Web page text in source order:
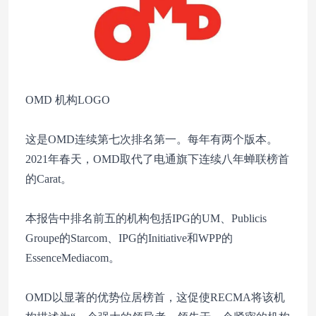
OMD 机构LOGO
这是OMD连续第七次排名第一。每年有两个版本。
2021年春天，OMD取代了电通旗下连续八年蝉联榜首
的Carat。
本报告中排名前五的机构包括IPG的UM、Publicis
Groupe的Starcom、IPG的Initiative和WPP的
EssenceMediacom。
OMD以显著的优势位居榜首，这促使RECMA将该机